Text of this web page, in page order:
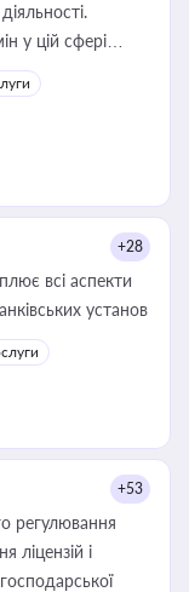
у цій сфері
юриста або
оренди
+28
всі аспекти
установ
+53
регулювання
ліцензій і